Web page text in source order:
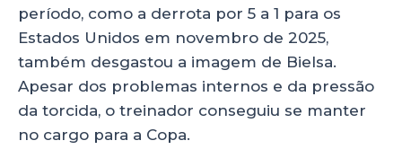
período, como a derrota por 5 a 1 para os
Estados Unidos em novembro de 2025,
também desgastou a imagem de Bielsa.
Apesar dos problemas internos e da pressão
da torcida, o treinador conseguiu se manter
no cargo para a Copa.